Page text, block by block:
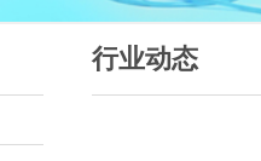
行业动态